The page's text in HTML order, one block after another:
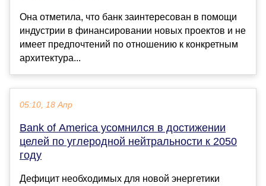
Она отметила, что банк заинтересован в помощи
индустрии в финансировании новых проектов и не
имеет предпочтений по отношению к конкретным
архитектура...
05:10, 18 Апр
Bank of America усомнился в достижении
целей по углеродной нейтральности к 2050
году
Дефицит необходимых для новой энергетики